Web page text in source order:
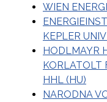
WIEN
KEPLER
HODLMAYR
KORLATOLT
HHL (HU)
NARODNA